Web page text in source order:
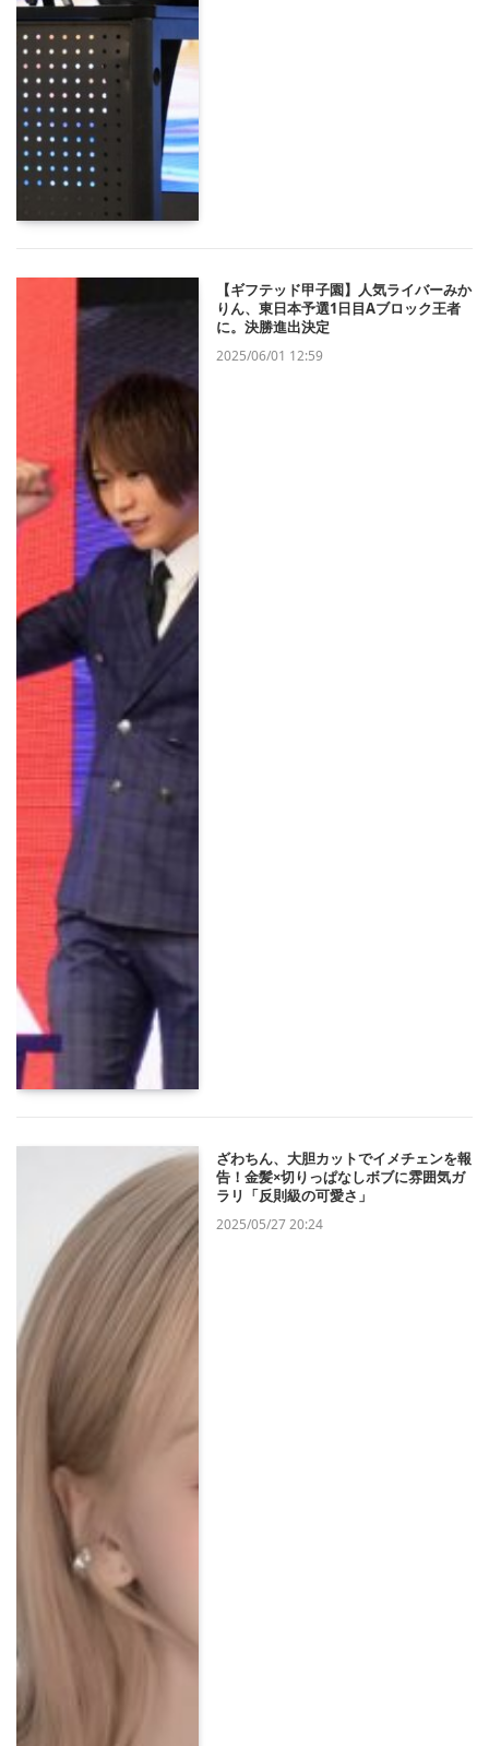
【ギフテッド甲子園】人気ライバーみか
りん、東日本予選1日目Aブロック王者
に。決勝進出決定
2025/06/01 12:59
ざわちん、大胆カットでイメチェンを報
告！金髪×切りっぱなしボブに雰囲気ガ
ラリ「反則級の可愛さ」
2025/05/27 20:24